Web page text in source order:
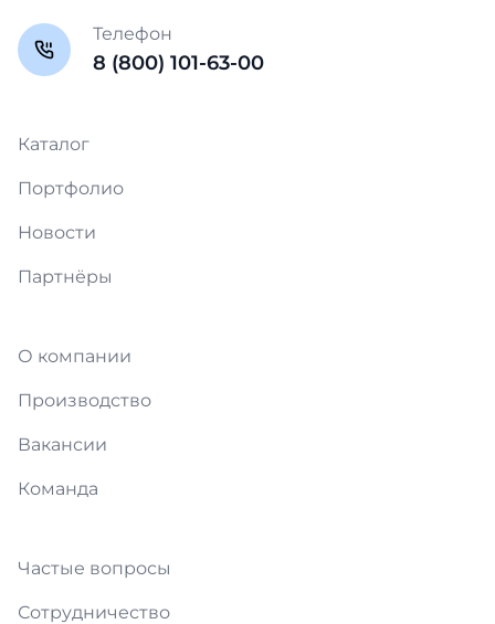
Телефон
8 (800) 101-63-00
Каталог
Портфолио
Новости
Партнёры
О компании
Производство
Вакансии
Команда
Частые вопросы
Сотрудничество